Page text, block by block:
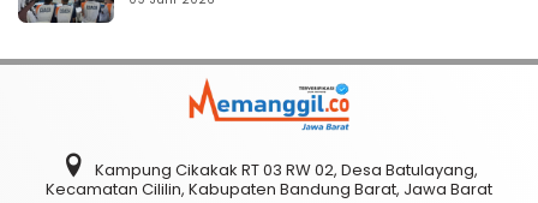
Kampung Cikakak RT 03 RW 02, Desa Batulayang,
Kecamatan Cililin, Kabupaten Bandung Barat, Jawa Barat